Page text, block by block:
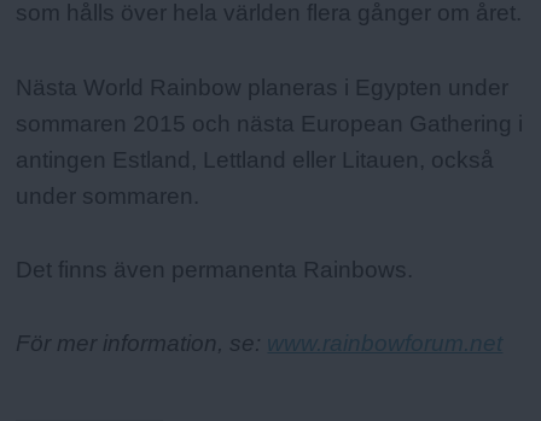
som hålls över hela världen flera gånger om året.
Nästa World Rainbow planeras i Egypten under
sommaren 2015 och nästa European Gathering i
antingen Estland, Lettland eller Litauen, också
under sommaren.
Det finns även permanenta Rainbows.
För mer information, se: www.rainbowforum.net